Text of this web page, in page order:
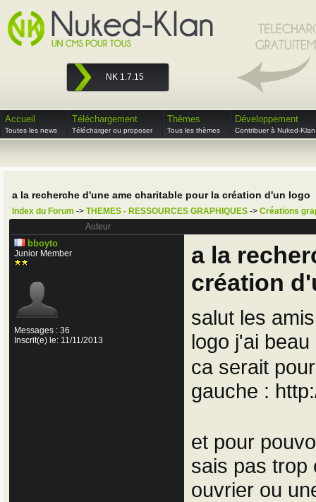
NK 1.7.15
Accueil
Toutes les news
Téléchargement
Télécharger ou proposer
Thèmes
Tous les thèmes
Développement
Contribuer à Nuked-Klan
a la recherche d'une ame charitable pour la création d'un logo
Index du Forum -> THEMES - RESSOURCES GRAPHIQUES -> Créations
Auteur
bboyto
Junior Member
Messages : 36
Inscrit(e) le: 11/11/2013
a la
création
salut les
logo j'ai
ca serait
gauche :
et pour
sais pas trop
ouvrier ou